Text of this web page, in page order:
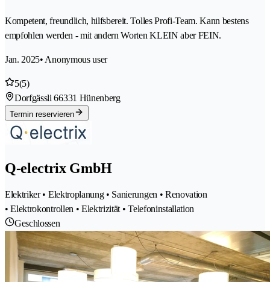
Kompetent, freundlich, hilfsbereit. Tolles Profi-Team. Kann bestens
empfohlen werden - mit andern Worten KLEIN aber FEIN.
Jan. 2025• Anonymous user
5(5)
Dorfgässli 66331 Hünenberg
Termin reservieren
Q-electrix GmbH
Elektriker • Elektroplanung • Sanierungen • Renovation
• Elektrokontrollen • Elektrizität • Telefoninstallation
Geschlossen